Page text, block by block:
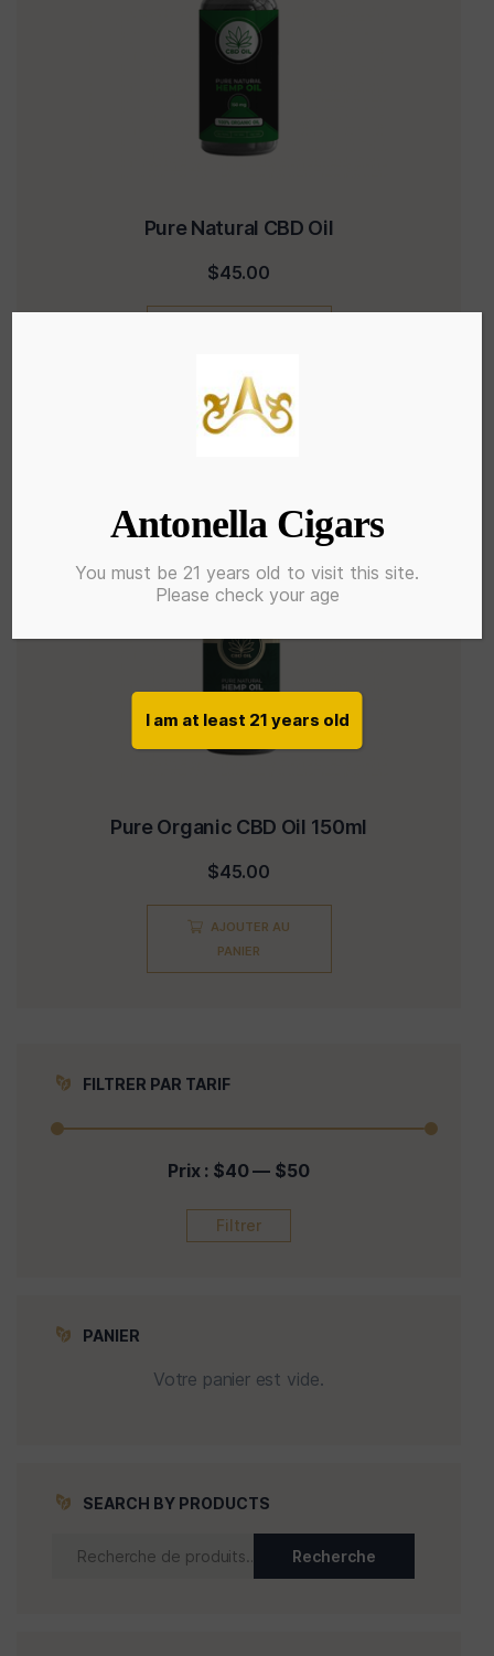
Pure Natural CBD Oil
$45.00
Pure Organic CBD Oil 150ml
$45.00
AJOUTER AU
PANIER
FILTRER PAR TARIF
Filtrer
Prix : $40— $50
PANIER
Votre panier est vide.
SEARCH BY PRODUCTS
Recherche
Antonella Cigars
You must be 21 years old to visit this site.
Please check your age
I am at least 21 years old